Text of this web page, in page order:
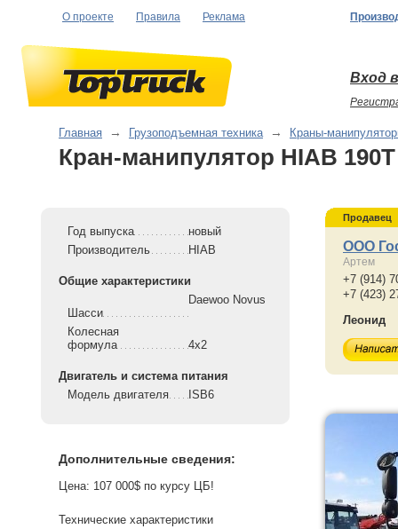
О проекте Правила Реклама
Вход
Главная → Грузоподъемная техника → Краны-
Кран-манипулятор HIAB 190Т
Год выпуска
новый
Производитель
HIAB
Общие характеристики
Шасси
Daewoo Novus
Колесная
формула
4x2
Двигатель и система питания
Модель двигателя
ISB6
Дополнительные сведения:
Цена: 107 000$ по курсу ЦБ!
Технические характеристики
Продавец
ООО
Артем
+7 (914)
+7 (423)
Леонид